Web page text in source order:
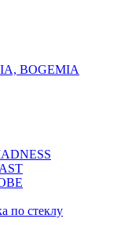
BOGEMIA
по стеклу